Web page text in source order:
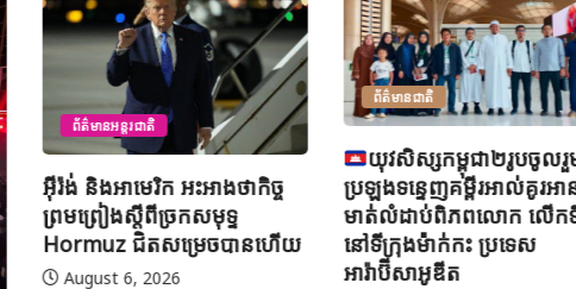
ព័ត៌មានជាតិ
យុវសិស្សកម្ពុជា២រូបចូលរួម
ប្រឡងទន្ទេញគម្ពីរអាល់គូរអានចាំ
មាត់លំដាប់ពិភពលោក លើកទី៤៦
នៅទីក្រុងម៉ាក់កះ ប្រទេស
អារ៉ាប៊ីសាអូឌីត